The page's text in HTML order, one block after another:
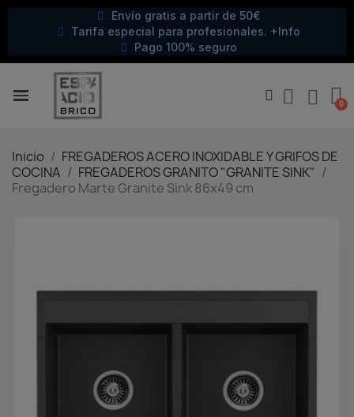
Envío gratis a partir de 50€
Tarifa especial para profesionales. +Info
Pago 100% seguro
Inicio
FREGADEROS ACERO INOXIDABLE Y GRIFOS DE
COCINA
FREGADEROS GRANITO "GRANITE SINK"
Fregadero Marte Granite Sink 86x49 cm